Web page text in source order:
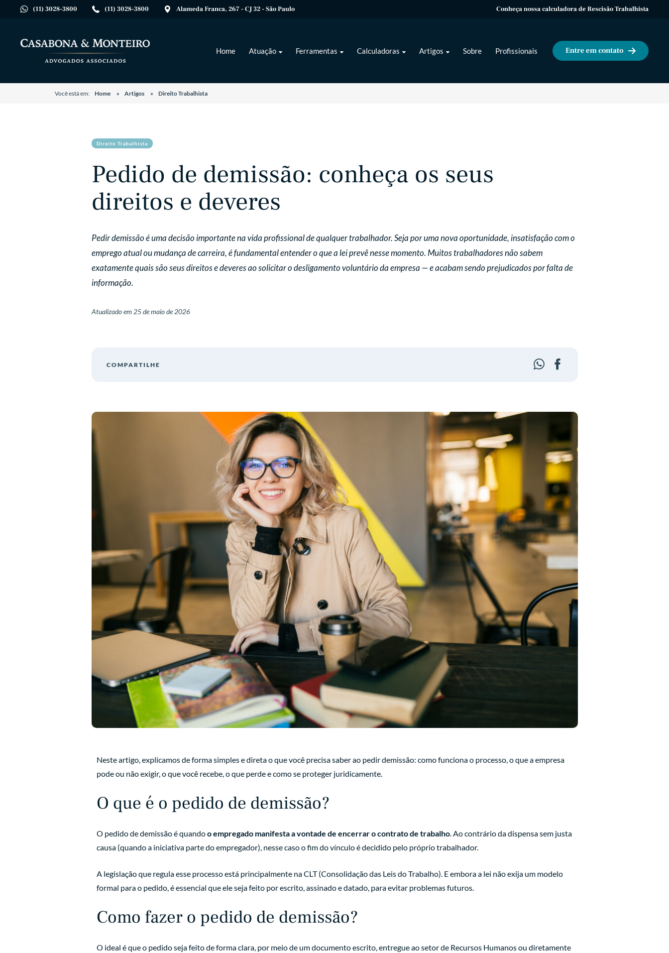
(11) 3028-3800 (11) 3028-3800 Alameda Franca, 267 - CJ 32 - São Paulo Conheça nossa calculadora de Rescisão Trabalhista
Home Atuação Ferramentas Calculadoras Artigos Sobre Profissionais Entre em contato
Você está em: Home Artigos Direito Trabalhista
Direito Trabalhista
Pedido de demissão: conheça os seus
direitos e deveres
Pedir demissão é uma decisão importante na vida profissional de qualquer trabalhador. Seja por uma nova oportunidade, insatisfação com o
emprego atual ou mudança de carreira, é fundamental entender o que a lei prevê nesse momento. Muitos trabalhadores não sabem
exatamente quais são seus direitos e deveres ao solicitar o desligamento voluntário da empresa — e acabam sendo prejudicados por falta de
informação.
Atualizado em 25 de maio de 2026
COMPARTILHE
Neste artigo, explicamos de forma simples e direta o que você precisa saber ao pedir demissão: como funciona o processo, o que a empresa
pode ou não exigir, o que você recebe, o que perde e como se proteger juridicamente.
O que é o pedido de demissão?
O pedido de demissão é quandoo empregado manifesta a vontade de encerrar o contrato de trabalho. Ao contrário da dispensa sem justa
causa (quando a iniciativa parte do empregador), nesse caso o fim do vínculo é decidido pelo próprio trabalhador.
A legislação que regula esse processo está principalmente na CLT (Consolidação das Leis do Trabalho). E embora a lei não exija um modelo
formal para o pedido, é essencial que ele seja feito por escrito, assinado e datado, para evitar problemas futuros.
Como fazer o pedido de demissão?
O ideal é que o pedido seja feito de forma clara, por meio de um documento escrito, entregue ao setor de Recursos Humanos ou diretamente